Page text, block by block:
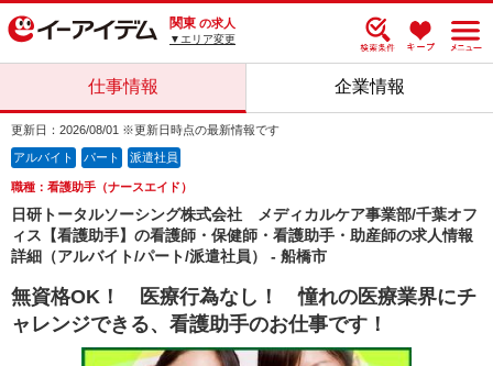
関東 の求人
▼エリア変更
仕事情報 企業情報
更新日：2026/08/01 ※更新日時点の最新情報です
アルバイト パート 派遣社員
職種：看護助手（ナースエイド）
日研トータルソーシング株式会社 メディカルケア事業部/千葉オフ
ィス【看護助手】の看護師・保健師・看護助手・助産師の求人情報
詳細（アルバイト/パート/派遣社員） - 船橋市
無資格OK！ 医療行為なし！ 憧れの医療業界にチ
ャレンジできる、看護助手のお仕事です！